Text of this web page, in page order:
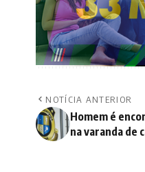
NOTÍCIA ANTERIOR
Homem é
na varanda de